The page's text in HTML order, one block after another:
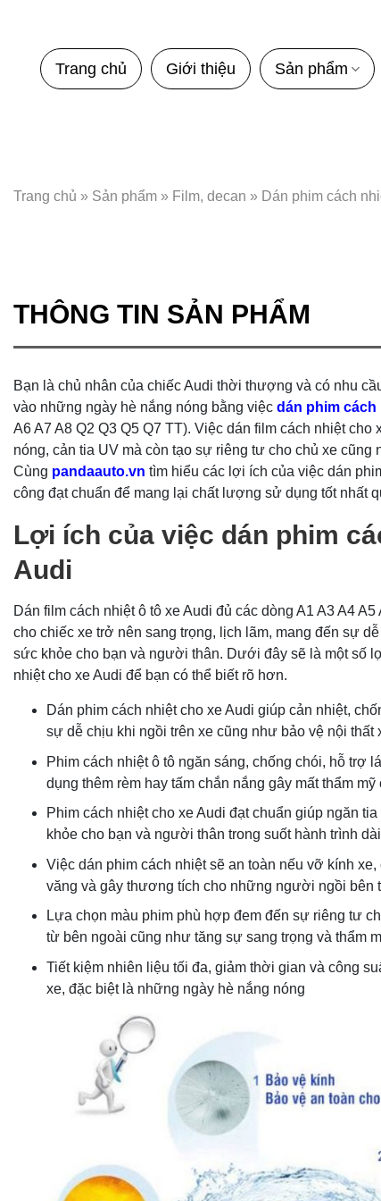
Trang chủ Giới thiệu Sản phẩm
Trang chủ » Sản phẩm » Film, decan » Dán phim cách
THÔNG TIN SẢN PHẨM
Bạn là chủ nhân của chiếc Audi thời thượng và có nhu
vào những ngày hè nắng nóng bằng việc dán phim cách
A6 A7 A8 Q2 Q3 Q5 Q7 TT). Việc dán film cách nhiệt cho
nóng, cản tia UV mà còn tạo sự riêng tư cho chủ xe
Cùng pandaauto.vn tìm hiểu các lợi ích của việc dán
công đạt chuẩn để mang lại chất lượng sử dụng tốt nhất
Lợi ích của việc dán phim
Audi
Dán film cách nhiệt ô tô xe Audi đủ các dòng A1 A3 A4
cho chiếc xe trở nên sang trọng, lịch lãm, mang đến sự
sức khỏe cho bạn và người thân. Dưới đây sẽ là một số
nhiệt cho xe Audi để bạn có thể biết rõ hơn.
Dán phim cách nhiệt cho xe Audi giúp cản nhiệt,
sự dễ chịu khi ngồi trên xe cũng như bảo vệ nội thất
Phim cách nhiệt ô tô ngăn sáng, chống chói, hỗ trợ
dụng thêm rèm hay tấm chắn nắng gây mất thẩm mỹ
Phim cách nhiệt cho xe Audi đạt chuẩn giúp ngăn
khỏe cho bạn và người thân trong suốt hành trình
Việc dán phim cách nhiệt sẽ an toàn nếu vỡ kính
văng và gây thương tích cho những người ngồi bên
Lựa chọn màu phim phù hợp đem đến sự riêng tư
từ bên ngoài cũng như tăng sự sang trọng và thẩm
Tiết kiệm nhiên liệu tối đa, giảm thời gian và công
xe, đặc biệt là những ngày hè nắng nóng